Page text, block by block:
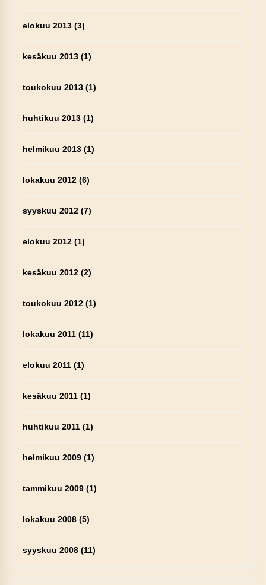
elokuu 2013(3)
kesäkuu 2013(1)
toukokuu 2013(1)
huhtikuu 2013(1)
helmikuu 2013(1)
lokakuu 2012(6)
syyskuu 2012(7)
elokuu 2012(1)
kesäkuu 2012(2)
toukokuu 2012(1)
lokakuu 2011(11)
elokuu 2011(1)
kesäkuu 2011(1)
huhtikuu 2011(1)
helmikuu 2009(1)
tammikuu 2009(1)
lokakuu 2008(5)
syyskuu 2008(11)